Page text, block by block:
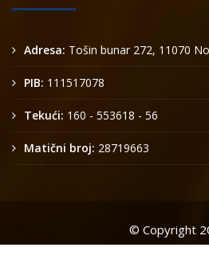
Adresa: Tošin bunar 272, 11070
PIB: 111517078
Tekući: 160 - 553618 - 56
Matični broj: 28719663
© Copyright
Arkus liga